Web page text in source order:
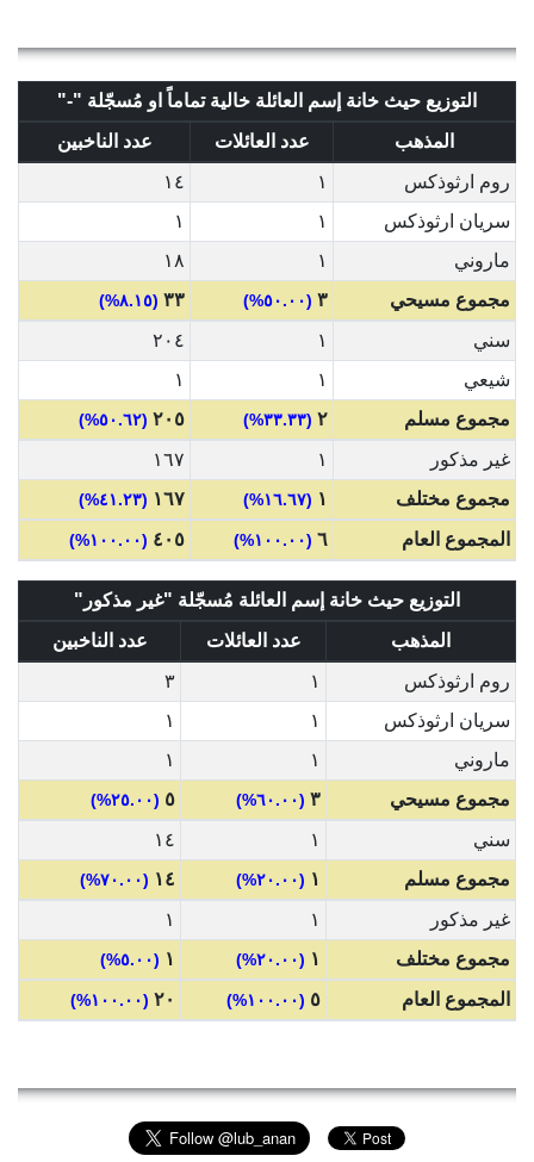
التوزيع حيث خانة إسم العائلة خالية تماماً او مُسجّلة "-"
المذهب
عدد العائلات
عدد الناخبين
روم ارثوذكس
١
١٤
سريان ارثوذكس
١
١
ماروني
١
١٨
مجموع مسيحي
٣ (٥٠.٠٠%) ٣٣ (٨.١٥%)
سني ١
٢٠٤
شيعي
١
١
مجموع مسلم
٢ (٣٣.٣٣%) ٢٠٥ (٥٠.٦٢%)
غير مذكور ١
١٦٧
مجموع مختلف
١ (١٦.٦٧%) ١٦٧ (٤١.٢٣%)
المجموع العام ٦ (١٠٠.٠٠%) ٤٠٥ (١٠٠.٠٠%)
التوزيع حيث خانة إسم العائلة مُسجّلة "غير مذكور"
المذهب
عدد العائلات
عدد الناخبين
روم ارثوذكس
١
٣
سريان ارثوذكس
١
١
ماروني
١
١
مجموع مسيحي
٣ (٦٠.٠٠%) ٥ (٢٥.٠٠%)
سني ١
١٤
مجموع مسلم
١ (٢٠.٠٠%) ١٤ (٧٠.٠٠%)
غير مذكور ١
١
مجموع مختلف
١ (٢٠.٠٠%) ١ (٥.٠٠%)
المجموع العام ٥ (١٠٠.٠٠%) ٢٠ (١٠٠.٠٠%)